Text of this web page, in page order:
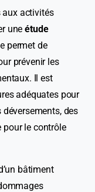
aux activités
uneétude
permet de
prévenir les
Il est
adéquates pour
des
pour le contrôle
bâtiment